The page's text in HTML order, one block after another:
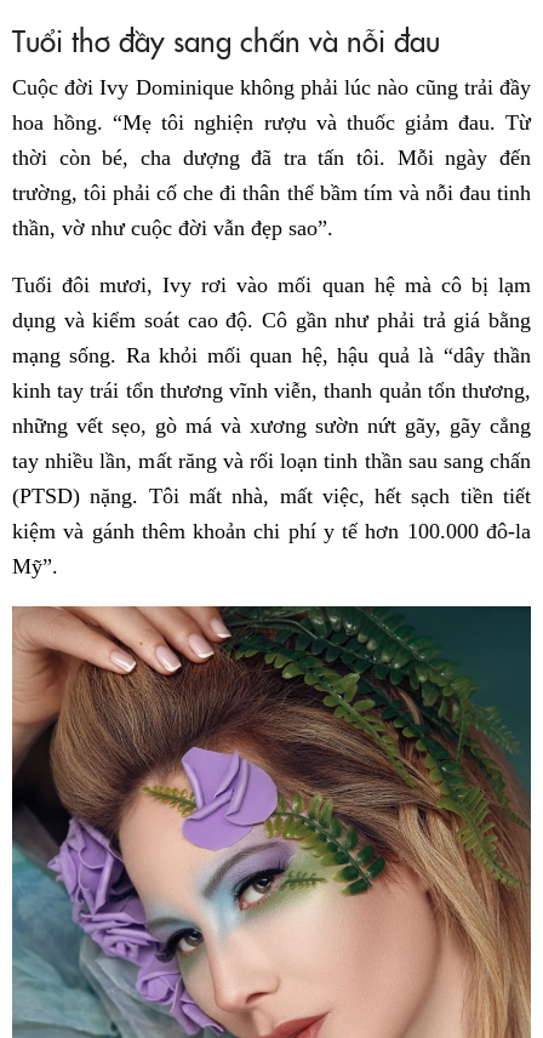
Tuổi thơ đầy sang chấn và nỗi đau
Cuộc đời Ivy Dominique không phải lúc nào cũng trải đầy
hoa hồng. “Mẹ tôi nghiện rượu và thuốc giảm đau. Từ
thời còn bé, cha dượng đã tra tấn tôi. Mỗi ngày đến
trường, tôi phải cố che đi thân thể bầm tím và nỗi đau tinh
thần, vờ như cuộc đời vẫn đẹp sao”.
Tuổi đôi mươi, Ivy rơi vào mối quan hệ mà cô bị lạm
dụng và kiểm soát cao độ. Cô gần như phải trả giá bằng
mạng sống. Ra khỏi mối quan hệ, hậu quả là “dây thần
kinh tay trái tổn thương vĩnh viễn, thanh quản tổn thương,
những vết sẹo, gò má và xương sườn nứt gãy, gãy cẳng
tay nhiều lần, mất răng và rối loạn tinh thần sau sang chấn
(PTSD) nặng. Tôi mất nhà, mất việc, hết sạch tiền tiết
kiệm và gánh thêm khoản chi phí y tế hơn 100.000 đô-la
Mỹ”.